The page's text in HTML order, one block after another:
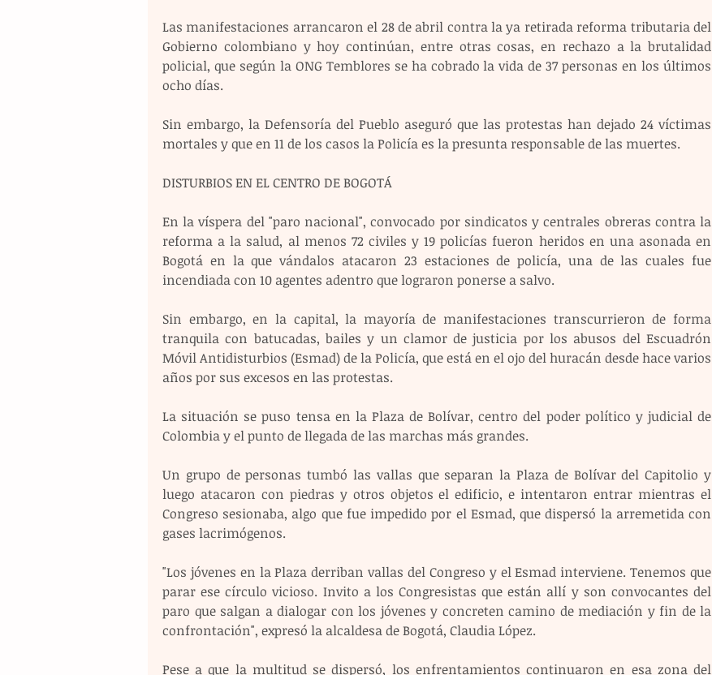
Las manifestaciones arrancaron el 28 de abril contra la ya retirada reforma tributaria del
Gobierno colombiano y hoy continúan, entre otras cosas, en rechazo a la brutalidad
policial, que según la ONG Temblores se ha cobrado la vida de 37 personas en los últimos
ocho días.
Sin embargo, la Defensoría del Pueblo aseguró que las protestas han dejado 24 víctimas
mortales y que en 11 de los casos la Policía es la presunta responsable de las muertes.
DISTURBIOS EN EL CENTRO DE BOGOTÁ
En la víspera del "paro nacional", convocado por sindicatos y centrales obreras contra la
reforma a la salud, al menos 72 civiles y 19 policías fueron heridos en una asonada en
Bogotá en la que vándalos atacaron 23 estaciones de policía, una de las cuales fue
incendiada con 10 agentes adentro que lograron ponerse a salvo.
Sin embargo, en la capital, la mayoría de manifestaciones transcurrieron de forma
tranquila con batucadas, bailes y un clamor de justicia por los abusos del Escuadrón
Móvil Antidisturbios (Esmad) de la Policía, que está en el ojo del huracán desde hace varios
años por sus excesos en las protestas.
La situación se puso tensa en la Plaza de Bolívar, centro del poder político y judicial de
Colombia y el punto de llegada de las marchas más grandes.
Un grupo de personas tumbó las vallas que separan la Plaza de Bolívar del Capitolio y
luego atacaron con piedras y otros objetos el edificio, e intentaron entrar mientras el
Congreso sesionaba, algo que fue impedido por el Esmad, que dispersó la arremetida con
gases lacrimógenos.
"Los jóvenes en la Plaza derriban vallas del Congreso y el Esmad interviene. Tenemos que
parar ese círculo vicioso. Invito a los Congresistas que están allí y son convocantes del
paro que salgan a dialogar con los jóvenes y concreten camino de mediación y fin de la
confrontación", expresó la alcaldesa de Bogotá, Claudia López.
Pese a que la multitud se dispersó, los enfrentamientos continuaron en esa zona del